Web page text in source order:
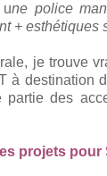
une police
+ esthétiques
je trouve
à destination
partie des
projets pour